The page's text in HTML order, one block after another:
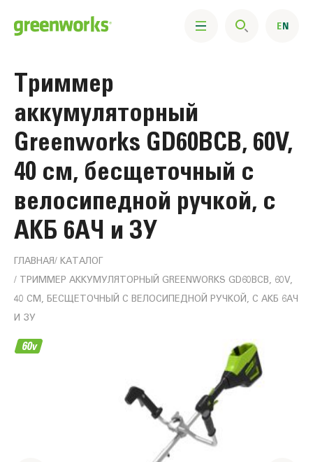
Триммер
аккумуляторный
Greenworks GD60BCB, 60V,
40 см, бесщеточный с
велосипедной ручкой, с
АКБ 6АЧ и ЗУ
ГЛАВНАЯ КАТАЛОГ
ТРИММЕР АККУМУЛЯТОРНЫЙ GREENWORKS GD60BCB, 60V,
40 СМ, БЕСЩЕТОЧНЫЙ С ВЕЛОСИПЕДНОЙ РУЧКОЙ, С АКБ 6АЧ
И ЗУ
Информация